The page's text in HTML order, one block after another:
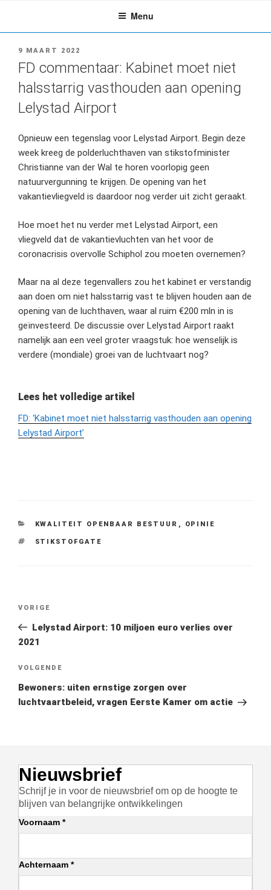
de
inhoud
Menu
GEPLAATST
OP
9 MAART 2022
FD commentaar: Kabinet moet niet
halsstarrig vasthouden aan opening
Lelystad Airport
Opnieuw een tegenslag voor Lelystad Airport. Begin deze
week kreeg de polderluchthaven van stikstofminister
Christianne van der Wal te horen voorlopig geen
natuurvergunning te krijgen. De opening van het
vakantievliegveld is daardoor nog verder uit zicht geraakt.
Hoe moet het nu verder met Lelystad Airport, een
vliegveld dat de vakantievluchten van het voor de
coronacrisis overvolle Schiphol zou moeten overnemen?
Maar na al deze tegenvallers zou het kabinet er verstandig
aan doen om niet halsstarrig vast te blijven houden aan de
opening van de luchthaven, waar al ruim €200 mln in is
geïnvesteerd. De discussie over Lelystad Airport raakt
namelijk aan een veel groter vraagstuk: hoe wenselijk is
verdere (mondiale) groei van de luchtvaart nog?
Lees het volledige artikel
FD: ‘Kabinet moet niet halsstarrig vasthouden aan opening
Lelystad Airport’
CATEGORIEËN
KWALITEIT OPENBAAR BESTUUR , OPINIE
TAGS
STIKSTOFGATE
Vorig
bericht
VORIGE
Lelystad Airport: 10 miljoen euro verlies over
2021
Volgend
bericht
VOLGENDE
Bewoners: uiten ernstige zorgen over
luchtvaartbeleid, vragen Eerste Kamer om actie
Nieuwsbrief
Schrijf je in voor de nieuwsbrief om op de hoogte te
blijven van belangrijke ontwikkelingen
Voornaam *
Achternaam *